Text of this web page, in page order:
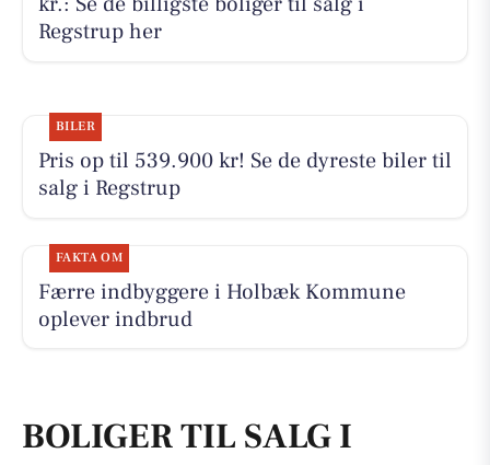
Regstrup her
BILER
Pris op til 539.900 kr! Se de dyreste biler til
salg i Regstrup
FAKTA OM
Færre indbyggere i Holbæk Kommune
oplever indbrud
BOLIGER TIL SALG I